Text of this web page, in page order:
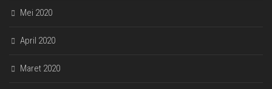
Mei 2020
April 2020
Maret 2020